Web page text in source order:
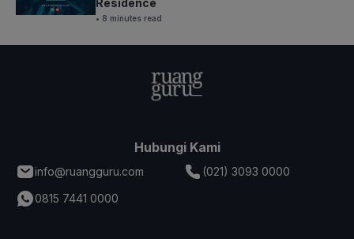
• 8 minutes read
Hubungi Kami
info@ruangguru.com
(021) 3093 0000
0815 7441 0000